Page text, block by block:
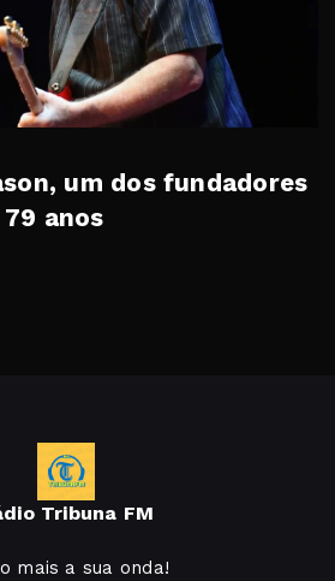
um dos fundadores
anos
Tribuna FM
mais a sua onda!